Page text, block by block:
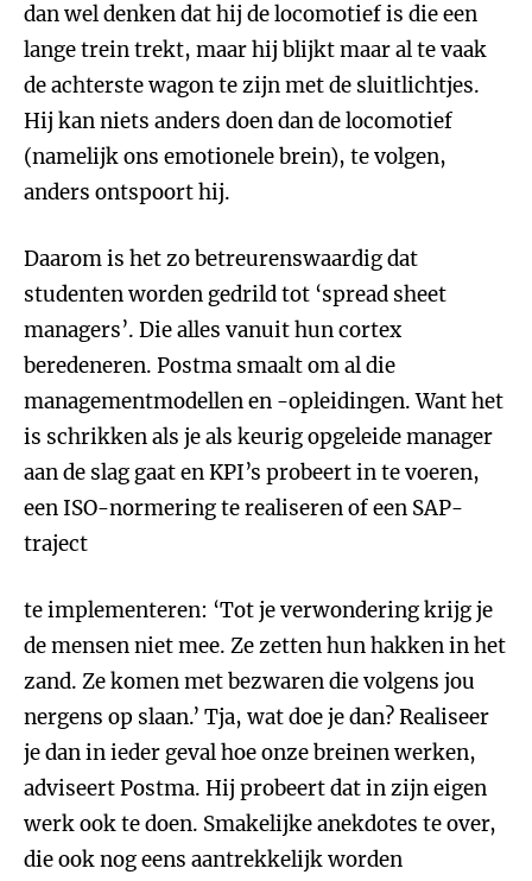
dan wel denken dat hij de locomotief is die een
lange trein trekt, maar hij blijkt maar al te vaak
de achterste wagon te zijn met de sluitlichtjes.
Hij kan niets anders doen dan de locomotief
(namelijk ons emotionele brein), te volgen,
anders ontspoort hij.
Daarom is het zo betreurenswaardig dat
studenten worden gedrild tot ‘spread sheet
managers’. Die alles vanuit hun cortex
beredeneren. Postma smaalt om al die
managementmodellen en -opleidingen. Want het
is schrikken als je als keurig opgeleide manager
aan de slag gaat en KPI’s probeert in te voeren,
een ISO-normering te realiseren of een SAP-
traject
te implementeren: ‘Tot je verwondering krijg je
de mensen niet mee. Ze zetten hun hakken in het
zand. Ze komen met bezwaren die volgens jou
nergens op slaan.’ Tja, wat doe je dan? Realiseer
je dan in ieder geval hoe onze breinen werken,
adviseert Postma. Hij probeert dat in zijn eigen
werk ook te doen. Smakelijke anekdotes te over,
die ook nog eens aantrekkelijk worden